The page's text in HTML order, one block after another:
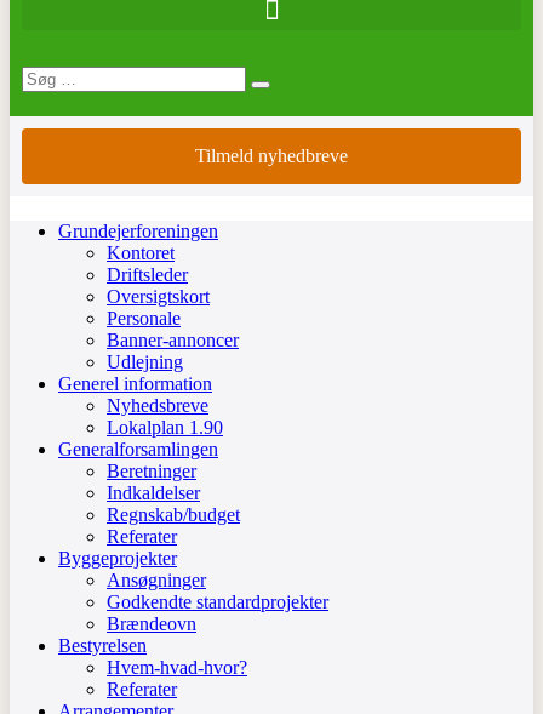
Tilmeld nyhedbreve
Grundejerforeningen
Kontoret
Driftsleder
Oversigtskort
Personale
Banner-annoncer
Udlejning
Generel information
Nyhedsbreve
Lokalplan 1.90
Generalforsamlingen
Beretninger
Indkaldelser
Regnskab/budget
Referater
Byggeprojekter
Ansøgninger
Godkendte standardprojekter
Brændeovn
Bestyrelsen
Hvem-hvad-hvor?
Referater